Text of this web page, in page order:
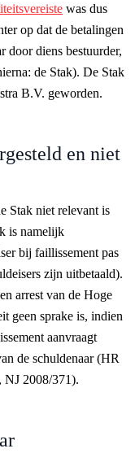
was dus
op dat de betalingen
door diens bestuurder,
de Stak). De Stak
B.V. geworden.
en niet
Stak niet relevant is
is namelijk
bij faillissement pas
zijn uitbetaald).
arrest van de Hoge
geen sprake is, indien
aanvraagt
de schuldenaar (HR
2008/371).